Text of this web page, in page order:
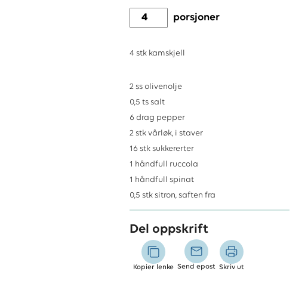
porsjoner
4 stk kamskjell
2 ss olivenolje
0,5 ts salt
6 drag pepper
2 stk vårløk, i staver
16 stk sukkererter
1 håndfull ruccola
1 håndfull spinat
0,5 stk sitron, saften fra
Del oppskrift
Kopier lenke Send epost Skriv ut